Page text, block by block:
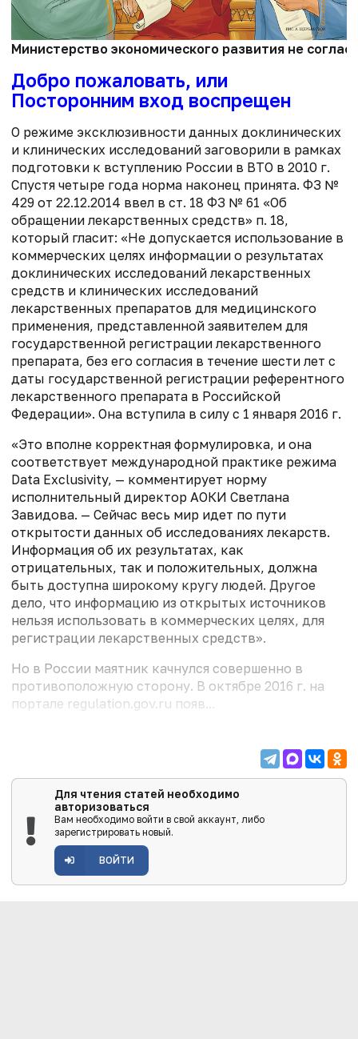
Министерство экономического развития не
Добро пожаловать, или
Посторонним вход воспрещен
О режиме эксклюзивности данных доклинических
и клинических исследований заговорили в рамках
подготовки к вступлению России в ВТО в 2010 г.
Спустя четыре года норма наконец принята. ФЗ №
429 от 22.12.2014 ввел в ст. 18 ФЗ № 61 «Об
обращении лекарственных средств» п. 18,
который гласит: «Не допускается использование в
коммерческих целях информации о результатах
доклинических исследований лекарственных
средств и клинических исследований
лекарственных препаратов для медицинского
применения, представленной заявителем для
государственной регистрации лекарственного
препарата, без его согласия в течение шести лет с
даты государственной регистрации референтного
лекарственного препарата в Российской
Федерации». Она вступила в силу с 1 января 2016 г.
«Это вполне корректная формулировка, и она
соответствует международной практике режима
Data Exclusivity, — комментирует норму
исполнительный директор АОКИ Светлана
Завидова. — Сейчас весь мир идет по пути
открытости данных об исследованиях лекарств.
Информация об их результатах, как
отрицательных, так и положительных, должна
быть доступна широкому кругу людей. Другое
дело, что информацию из открытых источников
нельзя использовать в коммерческих целях, для
регистрации лекарственных средств».
Но в России маятник качнулся совершенно в
противоположную сторону. В октябре 2016 г. на
портале regulation.gov.ru появ...
Для чтения статей необходимо
авторизоваться
Вам необходимо войти в свой аккаунт, либо
зарегистрировать новый.
ВОЙТИ